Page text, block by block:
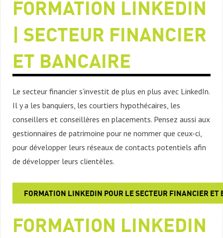
FORMATION LINKEDIN
| SECTEUR FINANCIER
ET BANCAIRE
Le secteur financier s’investit de plus en plus avec LinkedIn.
Il y a les banquiers, les courtiers hypothécaires, les
conseillers et conseillères en placements. Pensez aussi aux
gestionnaires de patrimoine pour ne nommer que ceux-ci,
pour développer leurs réseaux de contacts potentiels afin
de développer leurs clientèles.
FORMATION LINKEDIN POUR LE SECTEUR FINANCIER ET
FORMATION LINKEDIN